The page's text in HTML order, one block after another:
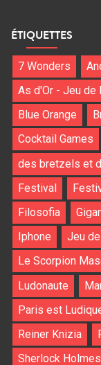
ÉTIQUETTES
7 Wonders
As d'Or - Jeu de
Blue Orange
Cocktail Games
des bretzels et
Festival
Filosofia
Iphone
Jeu
Le Scorpion
Ludonaute
Paris est
Reiner Knizia
Sherlock